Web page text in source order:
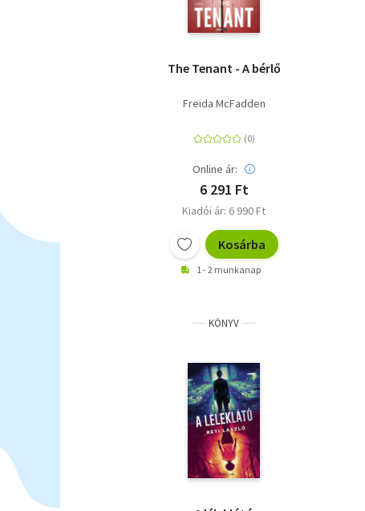
The Tenant - A bérlő
Freida McFadden
Online ár:
6 291 Ft
Kiadói ár: 6 990 Ft
Kosárba
1 - 2 munkanap
KÖNYV